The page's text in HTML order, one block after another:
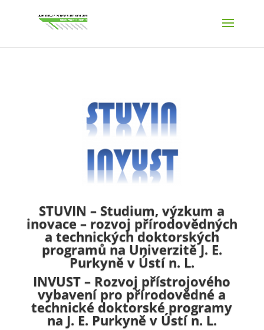
STUVIN – Studium, výzkum a
inovace – rozvoj přírodovědných
a technických doktorských
programů na Univerzitě J. E.
Purkyně v Ústí n. L.
INVUST – Rozvoj přístrojového
vybavení pro přírodovědné a
technické doktorské programy
na J. E. Purkyně v Ústí n. L.